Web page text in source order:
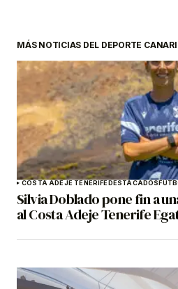
MÁS NOTICIAS DEL DEPORTE
COSTA ADEJE TENERIFEDESTACADOS
Silvia Doblado pone fin a
al Costa Adeje Tenerife